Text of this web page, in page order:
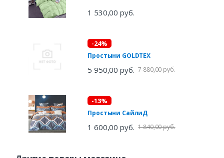
1 530,00 руб.
-24%
Простыни GOLDTEX
5 950,00 руб. 7 880,00 руб.
-13%
Простыни СайлиД
1 600,00 руб. 1 840,00 руб.